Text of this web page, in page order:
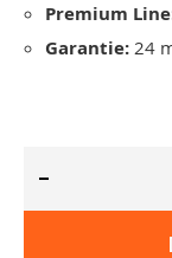
Premium
Garantie: 24